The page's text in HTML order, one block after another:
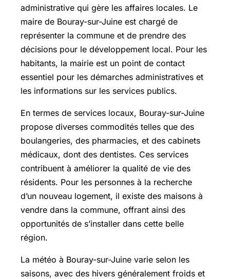
administrative qui gère les affaires locales. Le
maire de Bouray-sur-Juine est chargé de
représenter la commune et de prendre des
décisions pour le développement local. Pour les
habitants, la mairie est un point de contact
essentiel pour les démarches administratives et
les informations sur les services publics.
En termes de services locaux, Bouray-sur-Juine
propose diverses commodités telles que des
boulangeries, des pharmacies, et des cabinets
médicaux, dont des dentistes. Ces services
contribuent à améliorer la qualité de vie des
résidents. Pour les personnes à la recherche
d’un nouveau logement, il existe des maisons à
vendre dans la commune, offrant ainsi des
opportunités de s’installer dans cette belle
région.
La météo à Bouray-sur-Juine varie selon les
saisons, avec des hivers généralement froids et